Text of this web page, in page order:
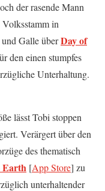
der rasende Mann
in
Galle überDay of
den einen stumpfes
Unterhaltung.
lässt Tobi stoppen
Verärgert über den
des thematisch
Earth [App Store] zu
unterhaltender